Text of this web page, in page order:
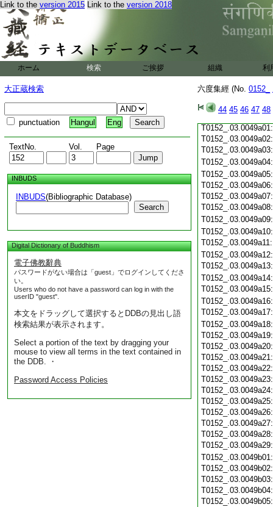
Link to the version 2015 Link to the version 2018
ホーム 検索 ご挨拶 組織 利
大正蔵検索
punctuation Hangul Eng
TextNo. Vol. Page
INBUDS
INBUDS(Bibliographic Database)
Search
Digital Dictionary of Buddhism
電子佛教辭典
パスワードがない場合は「guest」でログインしてくださ
い。
Users who do not have a password can log in with the
userID "guest".
本文をドラッグして選択するとDDBの見出し語
検索結果が表示されます。
Select a portion of the text by dragging your
mouse to view all terms in the text contained in
the DDB. ・
Password Access Policies
六度集經 (No. 0152_
44 45 46 47 48